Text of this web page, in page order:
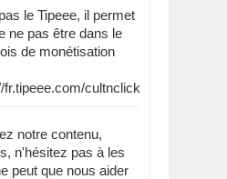
le Tipeee, il permet
ne pas être dans le
de monétisation
fr.tipeee.com/cultnclick
notre contenu,
n'hésitez pas à les
peut que nous aider